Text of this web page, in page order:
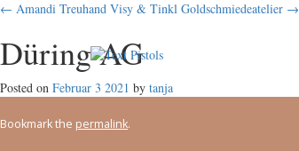
← Amandi Treuhand Visy & Tinkl Goldschmiedeatelier →
Düring AG
Posted on Februar 3 2021 by tanja
Bookmark the permalink.